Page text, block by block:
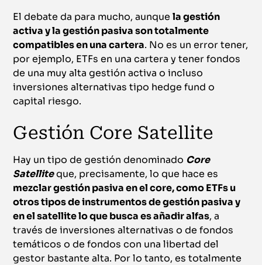
El debate da para mucho, aunquela gestión
activa y la gestión pasiva son totalmente
compatibles en una cartera. No es un error tener,
por ejemplo, ETFs en una cartera y tener fondos
de una muy alta gestión activa o incluso
inversiones alternativas tipo hedge fund o
capital riesgo.
Gestión Core Satellite
Hay un tipo de gestión denominado Core
Satelliteque, precisamente, lo que hace es
mezclar gestión pasiva en el core, como ETFs u
otros tipos de instrumentos de gestión pasiva y
en el satellite lo que busca es añadir alfas, a
través de inversiones alternativas o de fondos
temáticos o de fondos con una libertad del
gestor bastante alta. Por lo tanto, es totalmente